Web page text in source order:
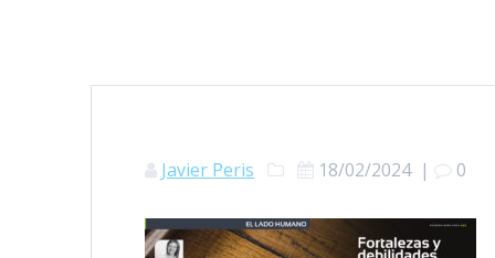
Javier Peris 18/02/2024| 0